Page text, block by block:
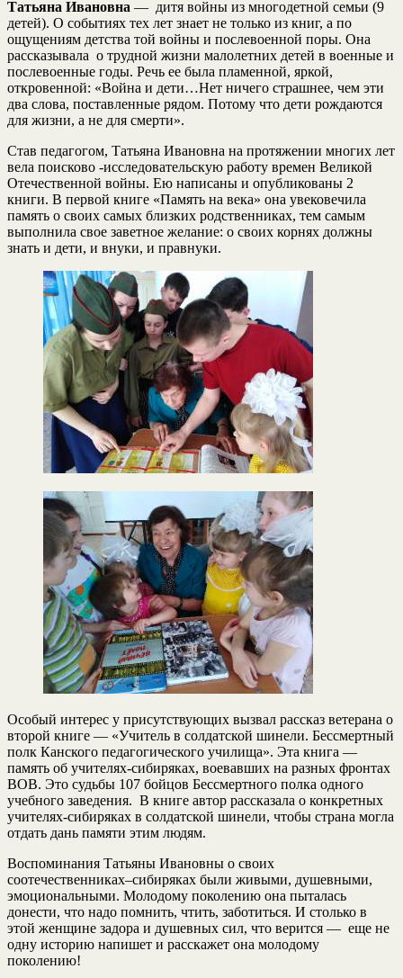
Татьяна Ивановна — дитя войны из многодетной семьи (9
детей). О событиях тех лет знает не только из книг, а по
ощущениям детства той войны и послевоенной поры. Она
рассказывала о трудной жизни малолетних детей в военные и
послевоенные годы. Речь ее была пламенной, яркой,
откровенной: «Война и дети…Нет ничего страшнее, чем эти
два слова, поставленные рядом. Потому что дети рождаются
для жизни, а не для смерти».
Став педагогом, Татьяна Ивановна на протяжении многих лет
вела поисково -исследовательскую работу времен Великой
Отечественной войны. Ею написаны и опубликованы 2
книги. В первой книге «Память на века» она увековечила
память о своих самых близких родственниках, тем самым
выполнила свое заветное желание: о своих корнях должны
знать и дети, и внуки, и правнуки.
Особый интерес у присутствующих вызвал рассказ ветерана о
второй книге — «Учитель в солдатской шинели. Бессмертный
полк Канского педагогического училища». Эта книга —
память об учителях-сибиряках, воевавших на разных фронтах
ВОВ. Это судьбы 107 бойцов Бессмертного полка одного
учебного заведения. В книге автор рассказала о конкретных
учителях-сибиряках в солдатской шинели, чтобы страна могла
отдать дань памяти этим людям.
Воспоминания Татьяны Ивановны о своих
соотечественниках–сибиряках были живыми, душевными,
эмоциональными. Молодому поколению она пыталась
донести, что надо помнить, чтить, заботиться. И столько в
этой женщине задора и душевных сил, что верится — еще не
одну историю напишет и расскажет она молодому
поколению!